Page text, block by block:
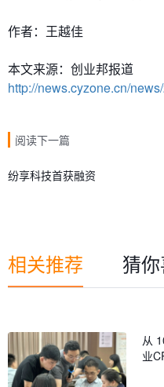
作者：王越佳
本文来源：创业邦报道
http://news.cyzone.cn/
阅读下一篇
纷享科技首获融资
相关推荐 猜
从
业